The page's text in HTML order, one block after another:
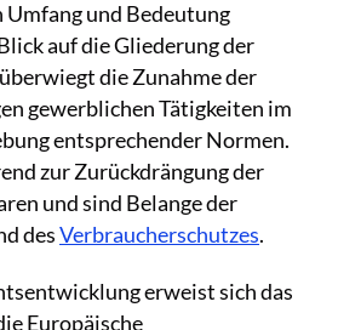
Umfang und Bedeutung
auf die Gliederung der
die Zunahme der
gewerblichen Tätigkeiten im
entsprechender Normen.
zur Zurückdrängung der
und sind Belange der
desVerbraucherschutzes.
erweist sich das
Europäische